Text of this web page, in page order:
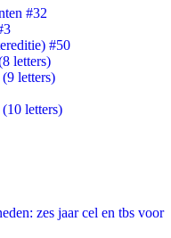
#32
#50
letters)
letters)
letters)
zes jaar cel en tbs voor